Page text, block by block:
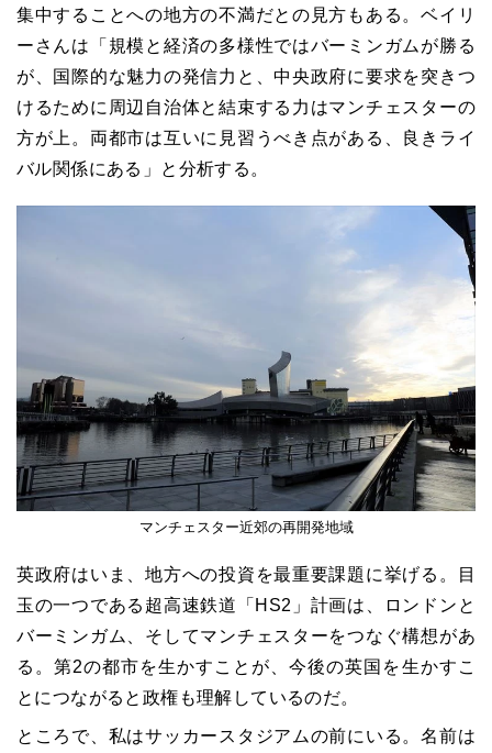
集中することへの地方の不満だとの見方もある。ベイリ
ーさんは「規模と経済の多様性ではバーミンガムが勝る
が、国際的な魅力の発信力と、中央政府に要求を突きつ
けるために周辺自治体と結束する力はマンチェスターの
方が上。両都市は互いに見習うべき点がある、良きライ
バル関係にある」と分析する。
マンチェスター近郊の再開発地域
英政府はいま、地方への投資を最重要課題に挙げる。目
玉の一つである超高速鉄道「HS2」計画は、ロンドンと
バーミンガム、そしてマンチェスターをつなぐ構想があ
る。第2の都市を生かすことが、今後の英国を生かすこ
とにつながると政権も理解しているのだ。
ところで、私はサッカースタジアムの前にいる。名前は